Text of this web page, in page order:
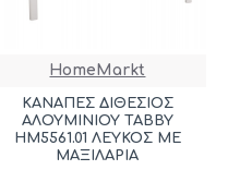
HomeMarkt
ΚΑΝΑΠΕΣ ΔΙΘΕΣΙΟΣ
ΑΛΟΥΜΙΝΙΟΥ TABBY
HM5561.01 ΛΕΥΚΟΣ ΜΕ
ΜΑΞΙΛΑΡΙΑ